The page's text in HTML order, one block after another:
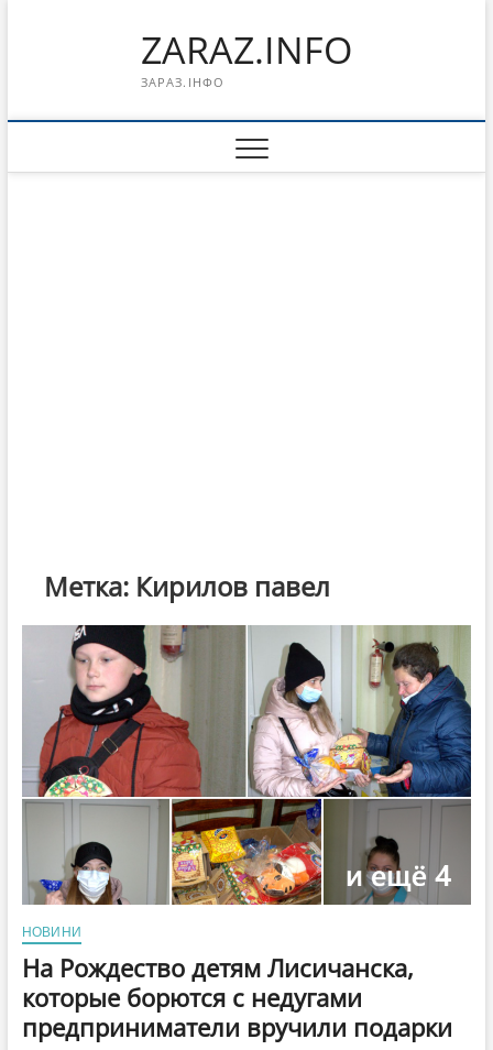
ZARAZ.INFO
ЗАРАЗ.ІНФО
Метка: Кирилов павел
НОВИНИ
На Рождество детям Лисичанска,
которые борются с недугами
предприниматели вручили подарки